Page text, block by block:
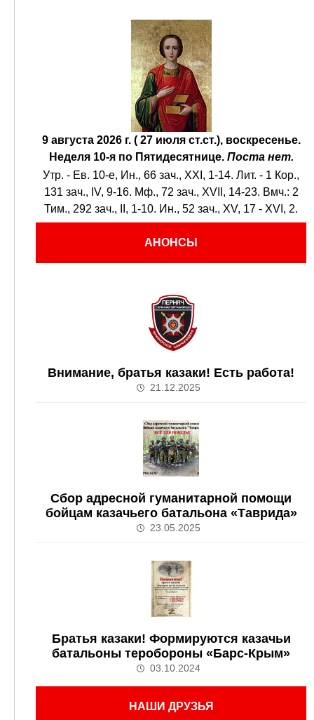
9 августа 2026 г. ( 27 июля ст.ст.), воскресенье.
Неделя 10-я по Пятидесятнице. Поста нет.
Утр. - Ев. 10-е, Ин., 66 зач., XXI, 1-14. Лит. - 1 Кор.,
131 зач., IV, 9-16. Мф., 72 зач., XVII, 14-23. Вмч.: 2
Тим., 292 зач., II, 1-10. Ин., 52 зач., XV, 17 - XVI, 2.
АНОНСЫ
Внимание, братья казаки! Есть работа!
21.12.2025
Сбор адресной гуманитарной помощи
бойцам казачьего батальона «Таврида»
23.05.2025
Братья казаки! Формируются казачьи
батальоны теробороны «Барс-Крым»
03.10.2024
НАШИ ДРУЗЬЯ